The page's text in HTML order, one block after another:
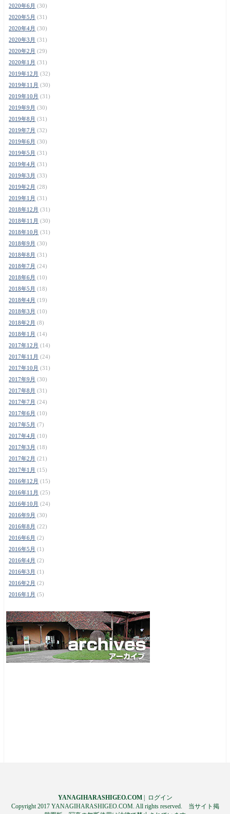
2020年6月 (30)
2020年5月 (31)
2020年4月 (30)
2020年3月 (31)
2020年2月 (29)
2020年1月 (31)
2019年12月 (32)
2019年11月 (30)
2019年10月 (31)
2019年9月 (30)
2019年8月 (31)
2019年7月 (32)
2019年6月 (30)
2019年5月 (31)
2019年4月 (31)
2019年3月 (33)
2019年2月 (28)
2019年1月 (31)
2018年12月 (31)
2018年11月 (30)
2018年10月 (31)
2018年9月 (30)
2018年8月 (31)
2018年7月 (24)
2018年6月 (10)
2018年5月 (18)
2018年4月 (19)
2018年3月 (10)
2018年2月 (8)
2018年1月 (14)
2017年12月 (14)
2017年11月 (24)
2017年10月 (31)
2017年9月 (30)
2017年8月 (31)
2017年7月 (24)
2017年6月 (10)
2017年5月 (7)
2017年4月 (10)
2017年3月 (18)
2017年2月 (21)
2017年1月 (15)
2016年12月 (15)
2016年11月 (25)
2016年10月 (24)
2016年9月 (30)
2016年8月 (22)
2016年6月 (2)
2016年5月 (1)
2016年4月 (2)
2016年3月 (1)
2016年2月 (2)
2016年1月 (5)
YANAGIHARASHIGEO.COM|
ログイン
Copyright 2017 YANAGIHARASHIGEO.COM. All rights reserved. 当サイト掲